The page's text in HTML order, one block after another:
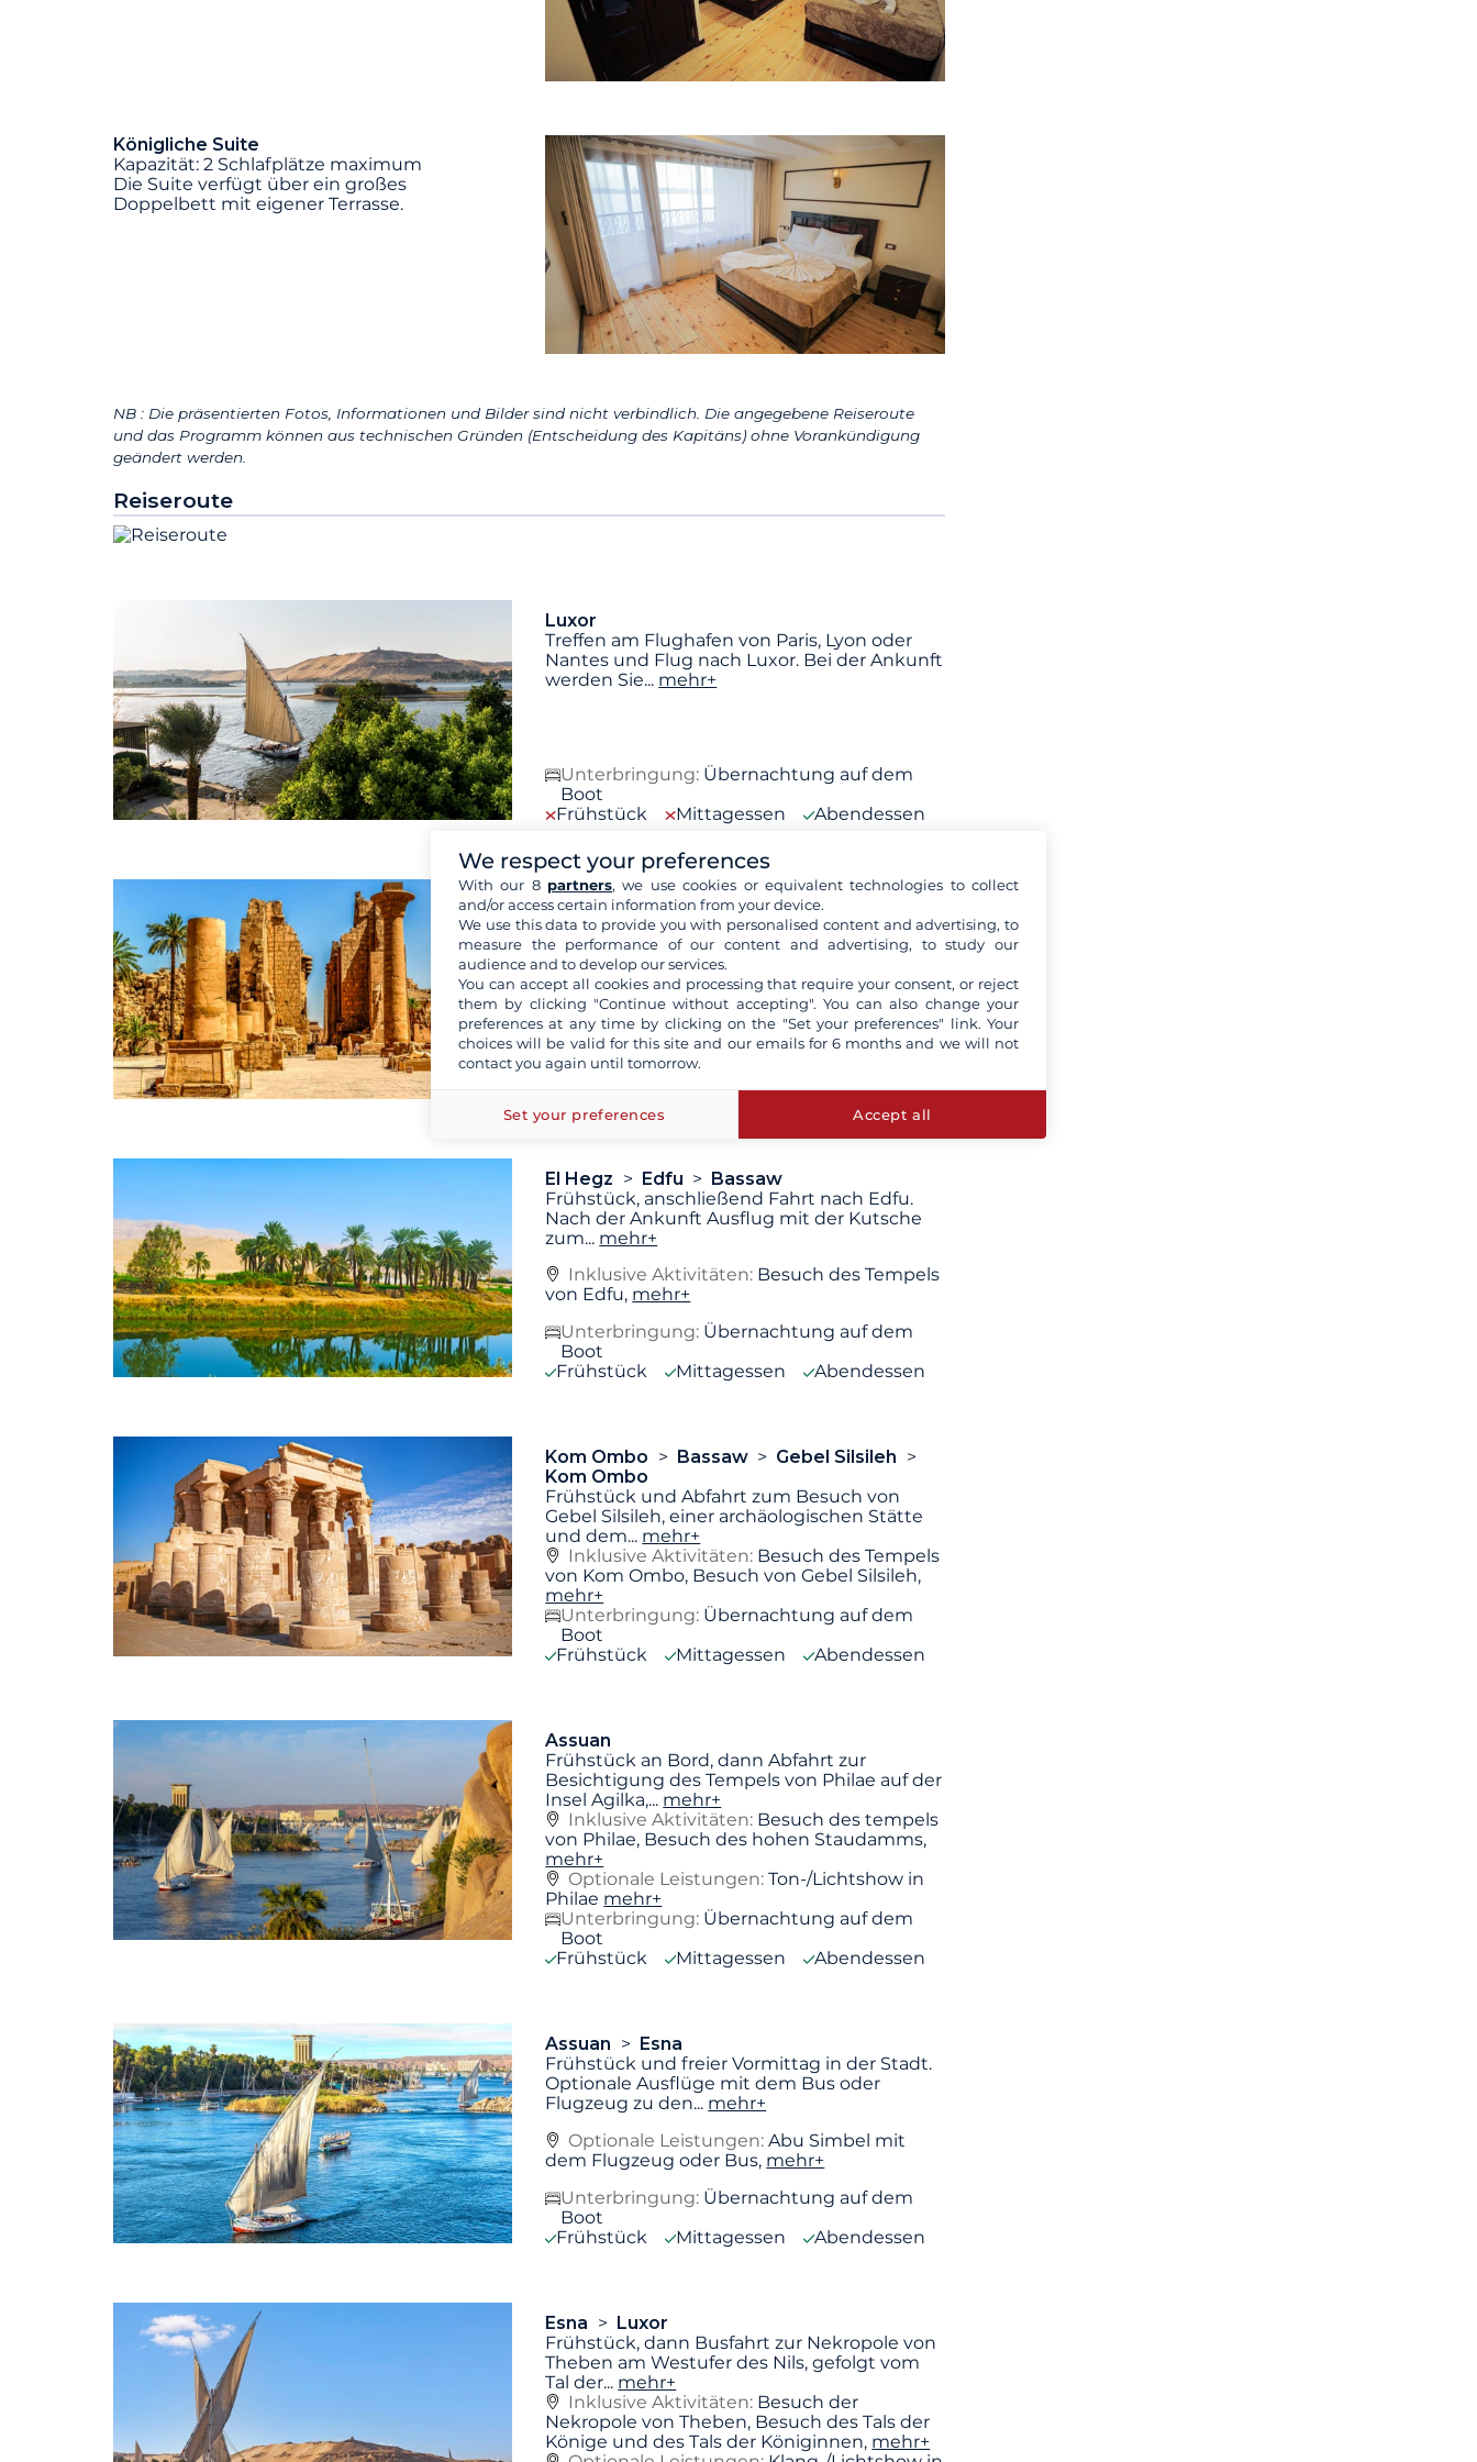
Königliche Suite
Kapazität: 2 Schlafplätze maximum
Die Suite verfügt über ein großes
Doppelbett mit eigener Terrasse.
NB : Die präsentierten Fotos, Informationen und Bilder sind nicht verbindlich. Die angegebene Reiseroute
und das Programm können aus technischen Gründen (Entscheidung des Kapitäns) ohne Vorankündigung
geändert werden.
Reiseroute
Luxor
Treffen am Flughafen von Paris, Lyon oder
Nantes und Flug nach Luxor. Bei der Ankunft
werden Sie... mehr+
Unterbringung: Übernachtung auf dem
Boot
Frühstück
Mittagessen Abendessen
Luxor Esna
El Hegz
Frühstück und Beginn der Kreuzfahrt nach
Esna. Nach der Ankunft besichtigen Sie den
Tempel von...mehr+
Inklusive Aktivitäten:Besuch des Tempels
von Esna,mehr+
Unterbringung: Übernachtung auf dem
Boot
Mittagessen Abendessen
El Hegz Edfu
Bassaw
Frühstück, anschließend Fahrt nach Edfu.
Nach der Ankunft Ausflug mit der Kutsche
zum... mehr+
Inklusive Aktivitäten: Besuch des Tempels
von Edfu, mehr+
Unterbringung: Übernachtung auf dem
Boot
Frühstück
Mittagessen Abendessen
Kom Ombo Bassaw
Gebel Silsileh
Kom Ombo
Frühstück und Abfahrt zum Besuch von
Gebel Silsileh, einer archäologischen Stätte
und dem... mehr+
Inklusive Aktivitäten: Besuch des Tempels
von Kom Ombo, Besuch von Gebel Silsileh,
mehr+
Unterbringung: Übernachtung auf dem
Boot
Frühstück
Mittagessen Abendessen
Assuan
Frühstück an Bord, dann Abfahrt zur
Besichtigung des Tempels von Philae auf der
Insel Agilka,... mehr+
Inklusive Aktivitäten: Besuch des tempels
von Philae, Besuch des hohen Staudamms,
mehr+
Optionale Leistungen: Ton-/Lichtshow in
Philae mehr+
Unterbringung: Übernachtung auf dem
Boot
Frühstück
Mittagessen Abendessen
Assuan
Esna
Frühstück und freier Vormittag in der Stadt.
Optionale Ausflüge mit dem Bus oder
Flugzeug zu den... mehr+
Optionale Leistungen: Abu Simbel mit
dem Flugzeug oder Bus, mehr+
Unterbringung: Übernachtung auf dem
Boot
Frühstück
Mittagessen Abendessen
Esna
Luxor
Frühstück, dann Busfahrt zur Nekropole von
Theben am Westufer des Nils, gefolgt vom
Tal der... mehr+
Inklusive Aktivitäten: Besuch der
Nekropole von Theben, Besuch des Tals der
Könige und des Tals der Königinnen, mehr+
We respect your preferences
With our 8 partners, we use cookies or equivalent technologies to collect
and/or access certain information from your device.
We use this data to provide you with personalised content and advertising, to
measure the performance of our content and advertising, to study our
audience and to develop our services.
You can accept all cookies and processing that require your consent, or reject
them by clicking "Continue without accepting". You can also change your
preferences at any time by clicking on the "Set your preferences" link. Your
choices will be valid for this site and our emails for 6 months and we will not
contact you again until tomorrow.
Set your preferences Accept all